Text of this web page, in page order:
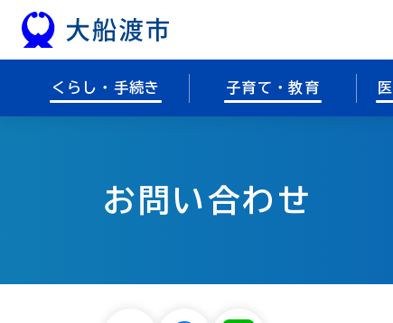
本文へスキップ
くらし・手続き 子育て・教育
お問い合わせ